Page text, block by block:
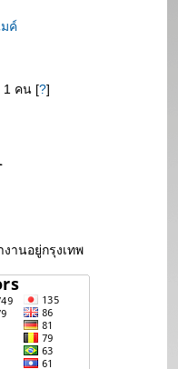
ค์
1 คน [?]
านอยู่กรุงเทพ